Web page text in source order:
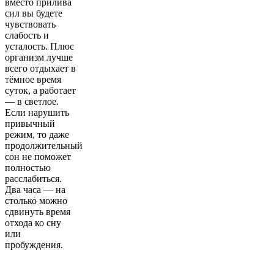
сил вы будете
чувствовать
слабость и
усталость. Плюс
организм лучше
всего отдыхает в
тёмное время
суток, а работает
— в светлое.
Если нарушить
привычный
режим, то даже
продолжительный
сон не поможет
полностью
расслабиться.
Два часа — на
столько можно
сдвинуть время
отхода ко сну
или
пробуждения.